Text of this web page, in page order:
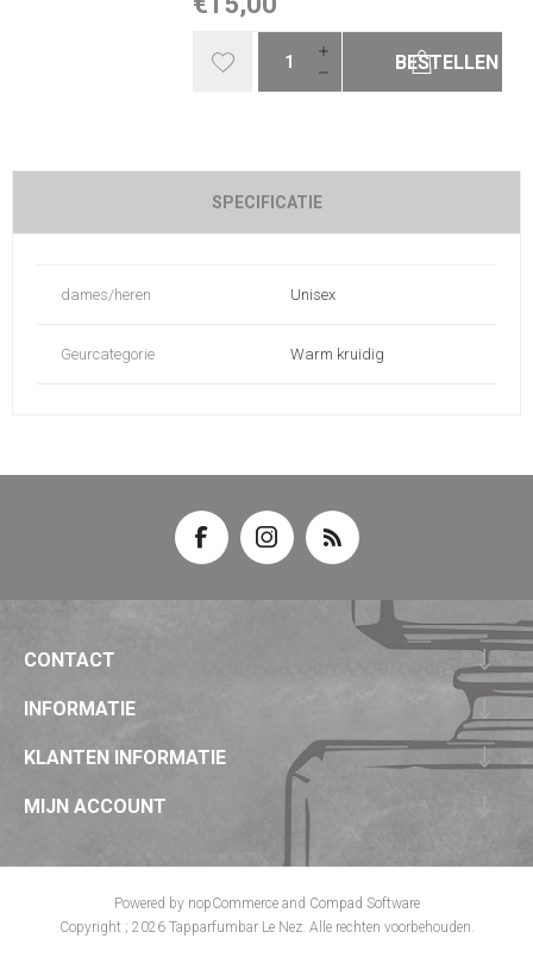
BESTELLEN
SPECIFICATIE
dames/heren Unisex
Geurcategorie Warm kruidig
CONTACT
INFORMATIE
KLANTEN INFORMATIE
MIJN ACCOUNT
Powered by nopCommerceand Compad Software
Copyright ; 2026 Tapparfumbar Le Nez. Alle rechten voorbehouden.